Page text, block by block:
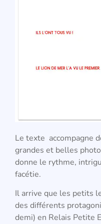
Le texte accompagne
grandes et belles
donne le rythme,
facétie.
Il arrive que les petits
des différents
demi) en Relais Petite